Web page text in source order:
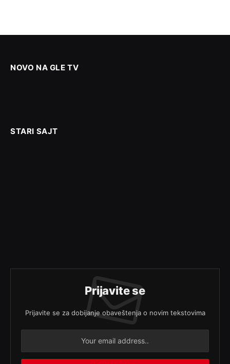
NOVO NA GLE TV
STARI SAJT
Prijavite se
Prijavite se za dobijanje obaveštenja o novim tekstovima